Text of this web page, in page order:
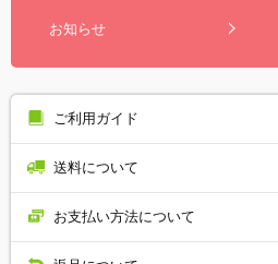
お知らせ
ご利用ガイド
送料について
お支払い方法について